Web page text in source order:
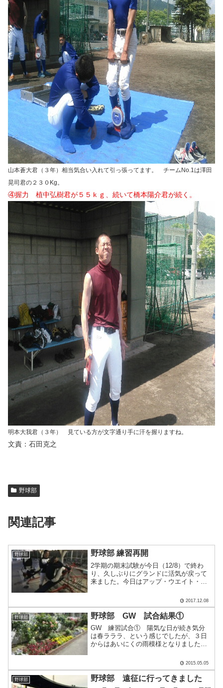
山本蒼大君（３年）相当気合い入れて引っ張ってます。 チームNo.1は澤田
晃司君の２３０Kg。
④握力 植中弘樹君が５５ｋｇ、続いて橋本陽介君が続く。
明本大我君（３年） 見ている方が文字通り手に汗を握りますね。
文責：石田克之
野球部
関連記事
野球部 野球部 練習再開
2学期の期末試験が今日（12/8）で終わ
り、久しぶりにグランドに活気が戻って
来ました。今日はアップ・ウエイト・ロ
体・振れる身体に戻すことをテーマに練
習しました。奥はロングティー、手前は
連続ティーです。1番手.....
2017.12.08
野球部 野球部 GW 試合結果①
GW 練習試合① 陽気な日が続き気分
は春ラララ、という感じでしたが、３日
からはあいにくの雨模様となりました。
を咲かせ始めています。バラ祭りが楽し
チーム力をあげる絶好の期.....
2015.05.05
野球部 野球部 遠征に行ってきました